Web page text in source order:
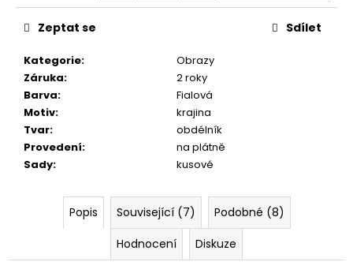
Kategorie:
Obrazy
Záruka:
2 roky
Barva:
Fialová
Motiv:
krajina
Tvar:
obdélník
Provedení:
na plátně
Sady: kusové
Zeptat se Sdílet
Popis Související (7)
Podobné (8)
Hodnocení
Diskuze
EXTÁZE
599
Kč